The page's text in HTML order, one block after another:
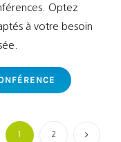
Optez
à votre besoin
1 2